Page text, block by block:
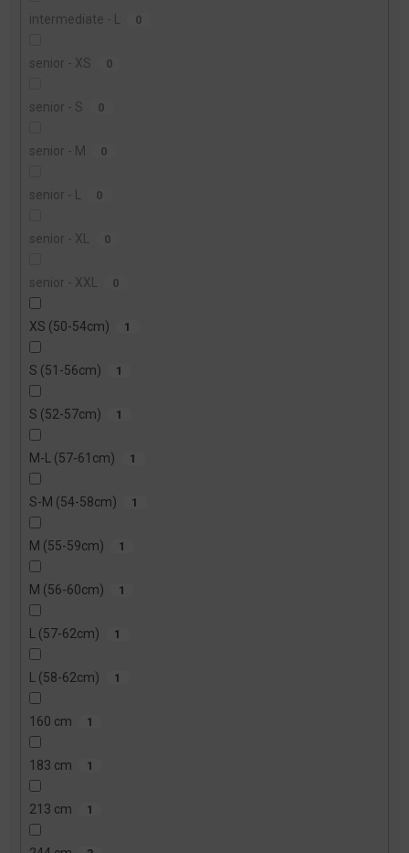
intermediate - L 0
senior - XS 0
senior - S 0
senior - M 0
senior - L 0
senior - XL 0
senior - XXL 0
XS (50-54cm) 1
S (51-56cm) 1
S (52-57cm) 1
M-L (57-61cm) 1
S-M (54-58cm) 1
M (55-59cm) 1
M (56-60cm) 1
L (57-62cm) 1
L (58-62cm) 1
160 cm 1
183 cm 1
213 cm 1